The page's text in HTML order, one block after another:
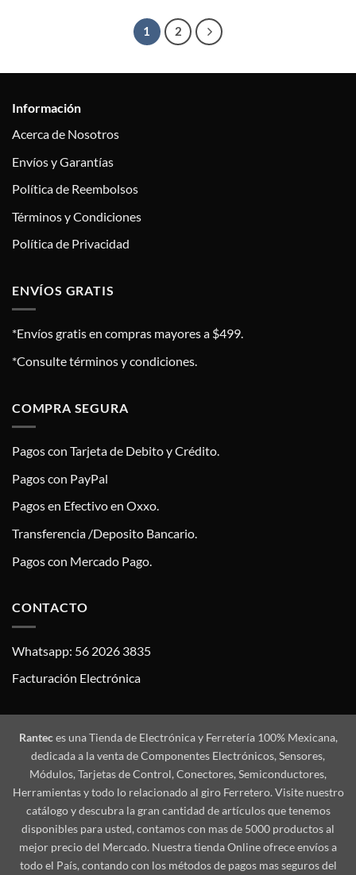
1 2
Información
Acerca de Nosotros
Envíos y Garantías
Política de Reembolsos
Términos y Condiciones
Política de Privacidad
ENVÍOS GRATIS
*Envíos gratis en compras mayores a $499.
*Consulte términos y condiciones.
COMPRA SEGURA
Pagos con Tarjeta de Debito y Crédito.
Pagos con PayPal
Pagos en Efectivo en Oxxo.
Transferencia /Deposito Bancario.
Pagos con Mercado Pago.
CONTACTO
Whatsapp: 56 2026 3835
Facturación Electrónica
Ranteces una Tienda de Electrónica y Ferretería 100% Mexicana,
dedicada a la venta de Componentes Electrónicos, Sensores,
Módulos, Tarjetas de Control, Conectores, Semiconductores,
Herramientas y todo lo relacionado al giro Ferretero. Visite nuestro
catálogo y descubra la gran cantidad de artículos que tenemos
disponibles para usted, contamos con mas de 5000 productos al
mejor precio del Mercado. Nuestra tienda Online ofrece envíos a
todo el País, contando con los métodos de pagos mas seguros del